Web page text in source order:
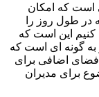
است که امکان
در طول روز را
کنیم این است که
به گونه ای است که
۳ کشو، کمدها و فضای اضافی برای
برای مدیران